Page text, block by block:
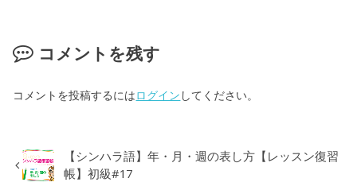
コメントを残す
コメントを投稿するにはログイン してください。
【シンハラ語】年・月・週の表し方【レッスン復習
帳】初級#17